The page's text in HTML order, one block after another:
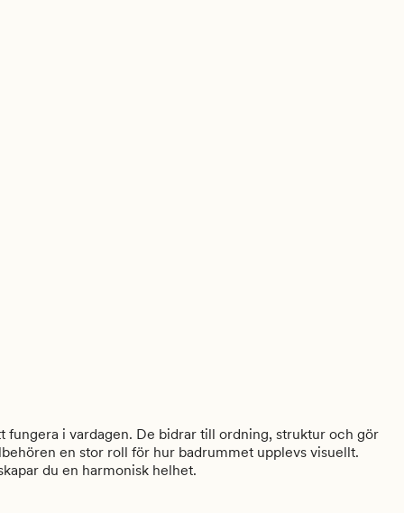
i vardagen. De bidrar till ordning, struktur och gör
en stor roll för hur badrummet upplevs visuellt.
du en harmonisk helhet.